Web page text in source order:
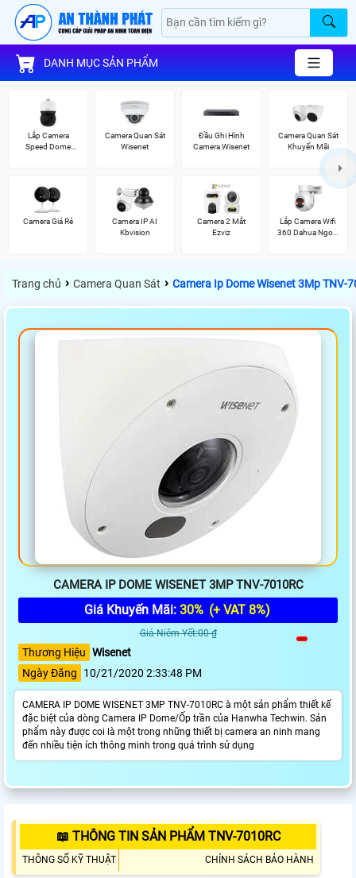
DANH MỤC SẢN PHẨM
Lắp Camera
Speed Dome
Camera Quan Sát
Wisenet
Đầu Ghi Hình
Camera Wisenet
Camera Quan Sát
Khuyến Mãi
Camera Giá Rẻ
Camera IP AI
Kbvision
Camera 2 Mắt
Ezviz
Lắp Camera Wifi
360 Dahua Ngoài
Trang chủ › Camera Quan Sát › Camera Ip Dome Wisenet 3Mp TNV-
CAMERA IP DOME WISENET 3MP TNV-7010RC
Giá Khuyến Mãi: 30% (+ VAT 8%)
Giá Niêm Yết:00 ₫
Thương Hiệu Wisenet
Ngày Đăng
10/21/2020 2:33:48 PM
CAMERA IP DOME WISENET 3MP TNV-7010RC à một sản phẩm thiết kế
đặc biệt của dòng Camera IP Dome/Ốp trần của Hanwha Techwin. Sản
phẩm này được coi là một trong những thiết bị camera an ninh mang
đến nhiều tiện ích thông minh trong quá trình sử dụng
📖 THÔNG TIN SẢN PHẨM TNV-7010RC
THÔNG SỐ KỸ THUẬT CHÍNH SÁCH BẢO HÀNH